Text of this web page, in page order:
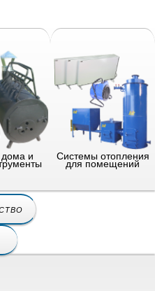
и Системы отопления
для помещений